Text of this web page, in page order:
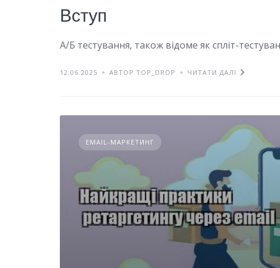
Вступ
А/Б тестування, також відоме як спліт-
12.06.2025 АВТОР TOP_DROP ЧИТАТИ ДАЛІ
EMAIL-МАРКЕТИНГ